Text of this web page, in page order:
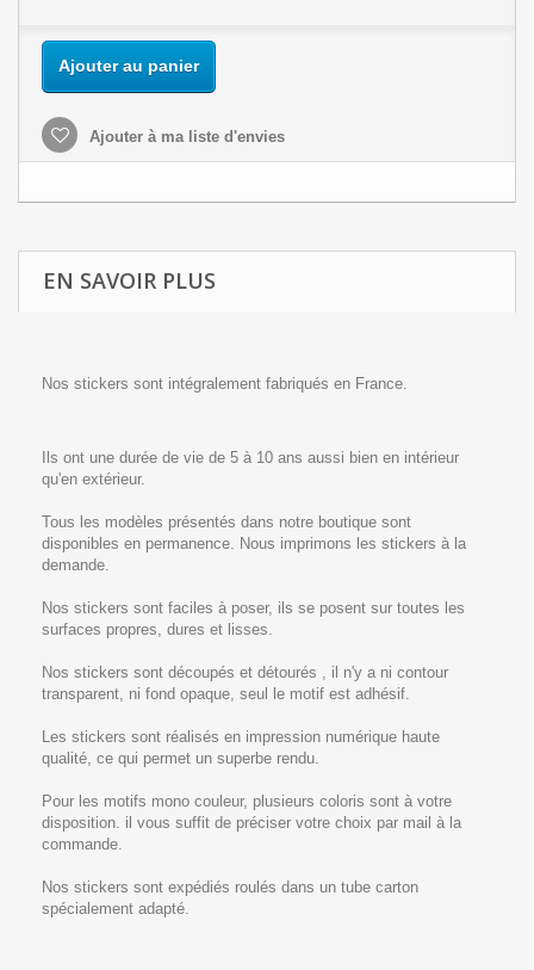
Ajouter au panier
Ajouter à ma liste d'envies
EN SAVOIR PLUS
Nos stickers sont intégralement fabriqués en France.
Ils ont une durée de vie de 5 à 10 ans aussi bien en intérieur
qu'en extérieur.
Tous les modèles présentés dans notre boutique sont
disponibles en permanence. Nous imprimons les stickers à la
demande.
Nos stickers sont faciles à poser, ils se posent sur toutes les
surfaces propres, dures et lisses.
Nos stickers sont découpés et détourés , il n'y a ni contour
transparent, ni fond opaque, seul le motif est adhésif.
Les stickers sont réalisés en impression numérique haute
qualité, ce qui permet un superbe rendu.
Pour les motifs mono couleur, plusieurs coloris sont à votre
disposition. il vous suffit de préciser votre choix par mail à la
commande.
Nos stickers sont expédiés roulés dans un tube carton
spécialement adapté.